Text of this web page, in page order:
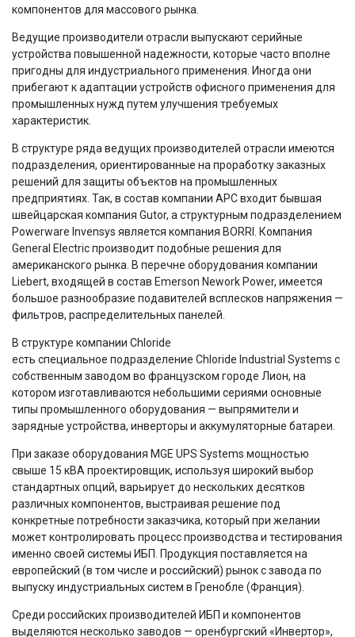
компонентов для массового рынка.
Ведущие производители отрасли выпускают серийные
устройства повышенной надежности, которые часто вполне
пригодны для индустриального применения. Иногда они
прибегают к адаптации устройств офисного применения для
промышленных нужд путем улучшения требуемых
характеристик.
В структуре ряда ведущих производителей отрасли имеются
подразделения, ориентированные на проработку заказных
решений для защиты объектов на промышленных
предприятиях. Так, в состав компании APC входит бывшая
швейцарская компания Gutor, а структурным подразделением
Powerware Invensys является компания BORRI. Компания
General Electric производит подобные решения для
американского рынка. В перечне оборудования компании
Liebert, входящей в состав Emerson Nework Power, имеется
большое разнообразие подавителей всплесков напряжения —
фильтров, распределительных панелей.
В структуре компании Chloride
есть специальное подразделение Chloride Industrial Systems с
собственным заводом во французском городе Лион, на
котором изготавливаются небольшими сериями основные
типы промышленного оборудования — выпрямители и
зарядные устройства, инверторы и аккумуляторные батареи.
При заказе оборудования MGE UPS Systems мощностью
свыше 15 кВА проектировщик, используя широкий выбор
стандартных опций, варьирует до нескольких десятков
различных компонентов, выстраивая решение под
конкретные потребности заказчика, который при желании
может контролировать процесс производства и тестирования
именно своей системы ИБП. Продукция поставляется на
европейский (в том числе и российский) рынок с завода по
выпуску индустриальных систем в Гренобле (Франция).
Среди российских производителей ИБП и компонентов
выделяются несколько заводов — оренбургский «Инвертор»,